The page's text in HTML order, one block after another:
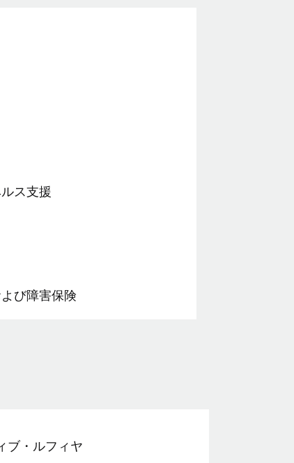
ス支援
び障害保険
ブ・ルフィヤ